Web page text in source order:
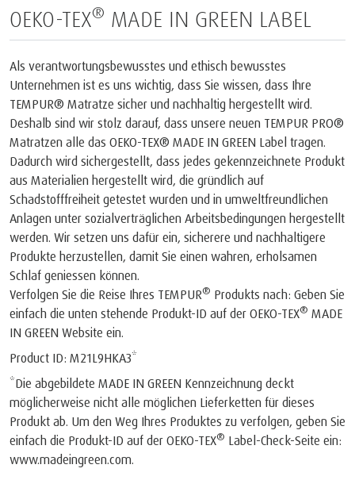
OEKO-TEX® MADE IN GREEN LABEL
Als verantwortungsbewusstes und ethisch bewusstes
Unternehmen ist es uns wichtig, dass Sie wissen, dass Ihre
TEMPUR® Matratze sicher und nachhaltig hergestellt wird.
Deshalb sind wir stolz darauf, dass unsere neuen TEMPUR PRO®
Matratzen alle das OEKO-TEX® MADE IN GREEN Label tragen.
Dadurch wird sichergestellt, dass jedes gekennzeichnete Produkt
aus Materialien hergestellt wird, die gründlich auf
Schadstofffreiheit getestet wurden und in umweltfreundlichen
Anlagen unter sozialverträglichen Arbeitsbedingungen hergestellt
werden. Wir setzen uns dafür ein, sicherere und nachhaltigere
Produkte herzustellen, damit Sie einen wahren, erholsamen
Schlaf geniessen können.
Verfolgen Sie die Reise Ihres TEMPUR® Produkts nach: Geben Sie
einfach die unten stehende Produkt-ID auf der OEKO-TEX® MADE
IN GREEN Website ein.
Product ID: M21L9HKA3*
*Die abgebildete MADE IN GREEN Kennzeichnung deckt
möglicherweise nicht alle möglichen Lieferketten für dieses
Produkt ab. Um den Weg Ihres Produktes zu verfolgen, geben Sie
einfach die Produkt-ID auf der OEKO-TEX® Label-Check-Seite ein:
www.madeingreen.com.